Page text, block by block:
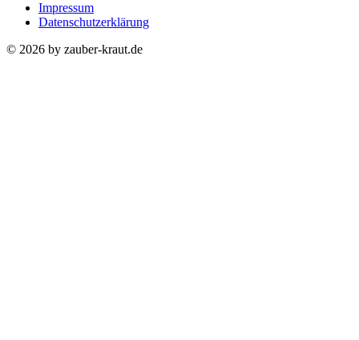
Impressum
Datenschutzerklärung
© 2026 by zauber-kraut.de